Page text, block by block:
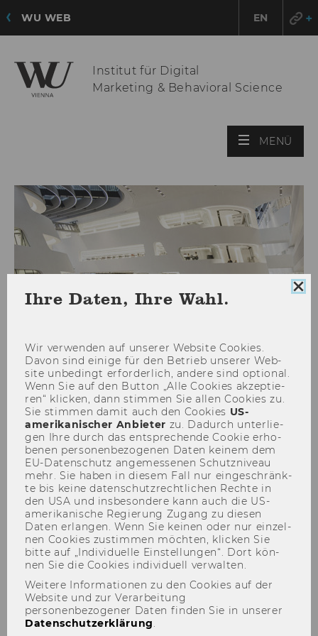
WU WEB EN
Institut für Digital
Marketing & Behavioral Science
MENÜ
News Archiv
Ihre Daten, Ihre Wahl.
Wir ver­wen­den auf un­se­rer Web­site Coo­kies.
Davon sind ei­ni­ge für den Be­trieb un­se­rer Web­
site un­be­dingt er­for­der­lich, an­de­re sind op­tio­nal.
Wenn Sie auf den But­ton „Alle Coo­kies ak­zep­tie­
ren“ kli­cken, dann stim­men Sie allen Coo­kies zu.
Sie stim­men damit auch den Coo­kies US-​
amerikanischer An­bie­ter zu. Da­durch un­ter­lie­
gen Ihre durch das ent­spre­chen­de Coo­kie er­ho­
be­nen per­so­nen­be­zo­ge­nen Daten kei­nem dem
EU-​Datenschutz an­ge­mes­se­nen Schutz­ni­veau
mehr. Sie haben in die­sem Fall nur ein­ge­schränk­
te bis keine da­ten­schutz­recht­li­chen Rech­te in
den USA und ins­be­son­de­re kann auch die US-​
amerikanische Re­gie­rung Zu­gang zu die­sen
Daten er­lan­gen. Wenn Sie kei­nen oder nur ein­zel­
nen Coo­kies zu­stim­men möch­ten, kli­cken Sie
bitte auf „In­di­vi­du­el­le Ein­stel­lun­gen“. Dort kön­
nen Sie die Coo­kies in­di­vi­du­ell ver­wal­ten.
Weitere Informationen zu den Cookies auf der
Website und zur Verarbeitung
personenbezogener Daten finden Sie in unserer
Datenschutzerklärung.